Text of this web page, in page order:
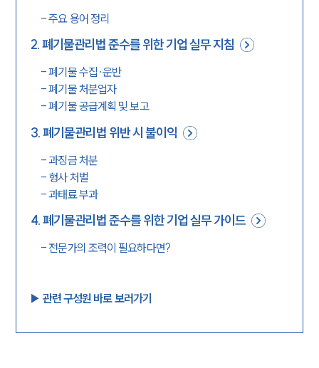
-주요 용어 정리
2.폐기물관리법 준수를 위한 기업 실무 지침
-폐기물 수집·운반
-폐기물 처분업자
-폐기물 공급계획 및 보고
3.폐기물관리법 위반 시 불이익
-과징금 처분
- 형사 처벌
-과태료 부과
4.폐기물관리법 준수를 위한 기업 실무 가이드
- 전문가의 조력이 필요하다면?
▶︎ 관련 구성원 바로 보러가기